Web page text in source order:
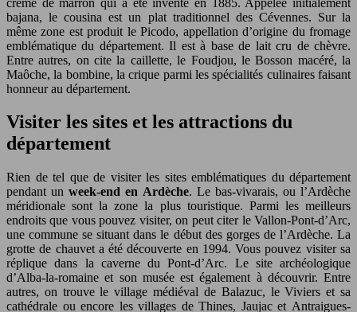
bajana, le cousina est un plat traditionnel des Cévennes. Sur la
même zone est produit le Picodo, appellation d’origine du fromage
emblématique du département. Il est à base de lait cru de chèvre.
Entre autres, on cite la caillette, le Foudjou, le Bosson macéré, la
Maôche, la bombine, la crique parmi les spécialités culinaires faisant
honneur au département.
Visiter les sites et les attractions du
département
Rien de tel que de visiter les sites emblématiques du département
pendant unweek-end en Ardèche. Le bas-vivarais, ou l’Ardèche
méridionale sont la zone la plus touristique. Parmi les meilleurs
endroits que vous pouvez visiter, on peut citer le Vallon-Pont-d’Arc,
une commune se situant dans le début des gorges de l’Ardèche. La
grotte de chauvet a été découverte en 1994. Vous pouvez visiter sa
réplique dans la caverne du Pont-d’Arc. Le site archéologique
d’Alba-la-romaine et son musée est également à découvrir. Entre
autres, on trouve le village médiéval de Balazuc, le Viviers et sa
cathédrale ou encore les villages de Thines, Jaujac et Antraigues-